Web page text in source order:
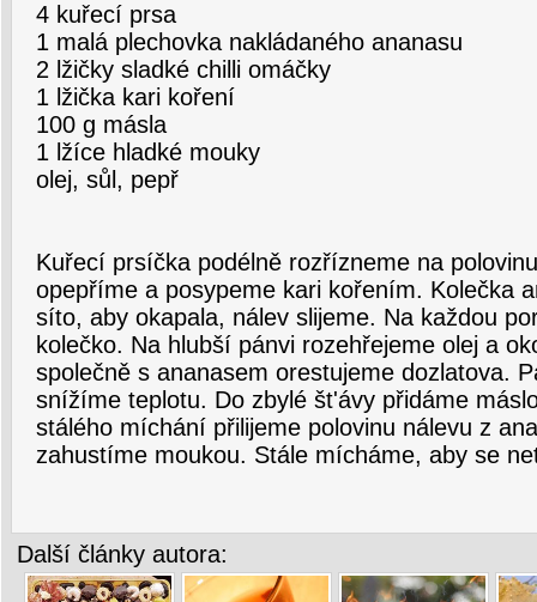
4 kuřecí prsa
1 malá plechovka nakládaného ananasu
2 lžičky sladké chilli omáčky
1 lžička kari koření
100 g másla
1 lžíce hladké mouky
olej, sůl, pepř
Kuřecí prsíčka podélně rozřízneme na
opepříme a posypeme kari kořením. Kolečka
síto, aby okapala, nálev slijeme. Na každou
kolečko. Na hlubší pánvi rozehřejeme olej a
společně s ananasem orestujeme dozlatova.
snížíme teplotu. Do zbylé št'ávy přidáme
stálého míchání přilijeme polovinu nálevu z
zahustíme moukou. Stále mícháme, aby se
Další články autora: